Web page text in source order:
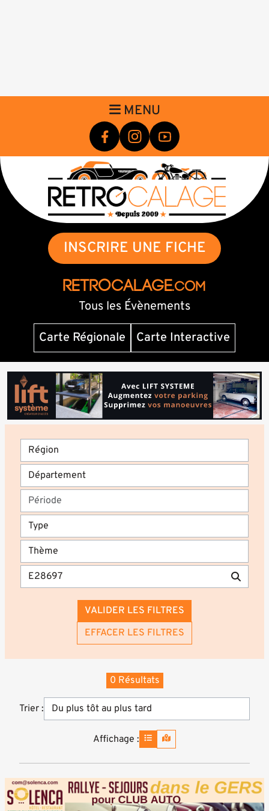
MENU
INSCRIRE UNE FICHE
RETROCALAGE.com
Tous les Évènements
Carte Régionale
Carte Interactive
VALIDER LES FILTRES
EFFACER LES FILTRES
Trier :
0 Résultats
Affichage :